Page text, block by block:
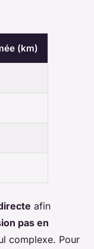
(km)
afin
pas en
complexe. Pour